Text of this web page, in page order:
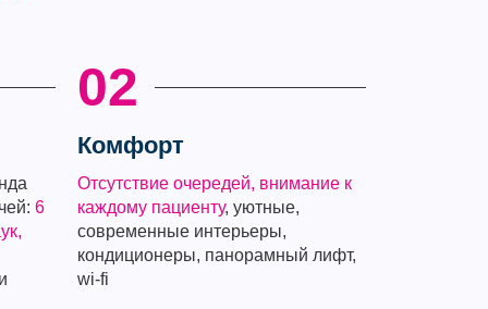
6
02
Комфорт
Отсутствие очередей, внимание к
каждому пациенту, уютные,
современные интерьеры,
кондиционеры, панорамный лифт,
wi-fi